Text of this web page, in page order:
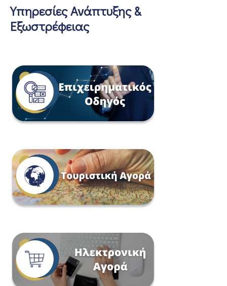
Υπηρεσίες Ανάπτυξης &
Εξωστρέφειας